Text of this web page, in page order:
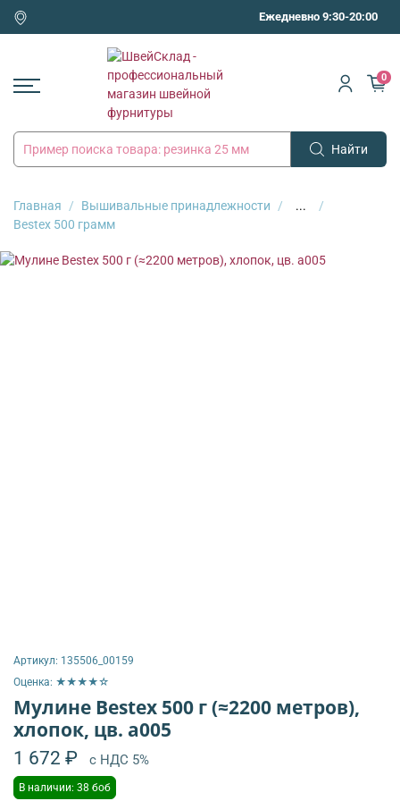
Ежедневно 9:30-20:00
Найти
0
Главная Вышивальные принадлежности
...
Bestex 500 грамм
Артикул: 135506_00159
Оценка: ★★★★☆
Мулине Bestex 500 г (≈2200 метров),
хлопок, цв. а005
1 672 ₽ с НДС 5%
В наличии: 38 боб